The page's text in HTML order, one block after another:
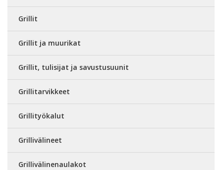
Grillit
Grillit ja muurikat
Grillit, tulisijat ja savustusuunit
Grillitarvikkeet
Grillityökalut
Grillivälineet
Grillivälinenaulakot